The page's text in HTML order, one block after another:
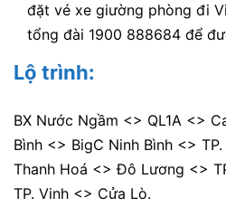
đặt vé xe giường phòng đi
tổng đài 1900 888684 để
Lộ trình:
BX Nước Ngầm <> QL1A <>
Bình <> BigC Ninh Bình <>
Thanh Hoá <> Đô Lương <>
TP. Vinh <> Cửa Lò.